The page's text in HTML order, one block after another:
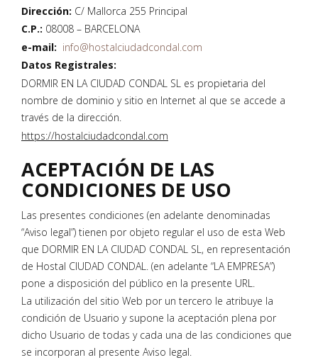
Dirección: C/ Mallorca 255 Principal
C.P.: 08008 – BARCELONA
e-mail: info@hostalciudadcondal.com
Datos Registrales:
DORMIR EN LA CIUDAD CONDAL SL es propietaria del
nombre de dominio y sitio en Internet al que se accede a
través de la dirección.
https://hostalciudadcondal.com
ACEPTACIÓN DE LAS
CONDICIONES DE USO
Las presentes condiciones (en adelante denominadas
“Aviso legal”) tienen por objeto regular el uso de esta Web
que DORMIR EN LA CIUDAD CONDAL SL, en representación
de Hostal CIUDAD CONDAL. (en adelante “LA EMPRESA”)
pone a disposición del público en la presente URL.
La utilización del sitio Web por un tercero le atribuye la
condición de Usuario y supone la aceptación plena por
dicho Usuario de todas y cada una de las condiciones que
se incorporan al presente Aviso legal.